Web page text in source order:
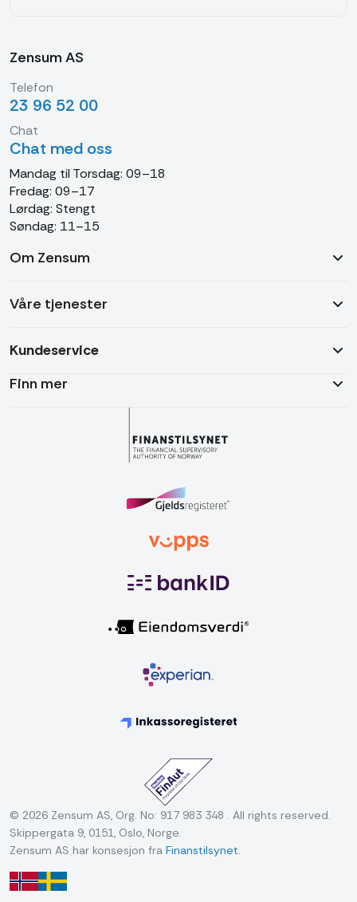
Kundeservice
Finn mer
Våre tjenester
Zensum AS
Telefon
23 96 52 00
Chat
Chat med oss
Mandag til Torsdag: 09–18
Fredag: 09–17
Lørdag: Stengt
Søndag: 11–15
Om Zensum
© 2026 Zensum AS, Org. No: 917 983 348 . All rights reserved.
Skippergata 9, 0151, Oslo, Norge.
Zensum AS har konsesjon fra Finanstilsynet.